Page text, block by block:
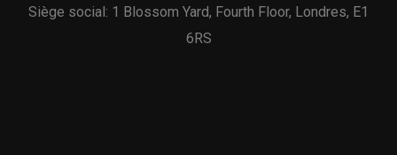
Siège social: 1 Blossom Yard, Fourth Floor, Londres, E1
6RS